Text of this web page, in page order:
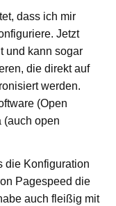
dass ich mir
Jetzt
und kann sogar
die direkt auf
werden.
(Open
(auch open
die Konfiguration
Pagespeed die
auch fleißig mit